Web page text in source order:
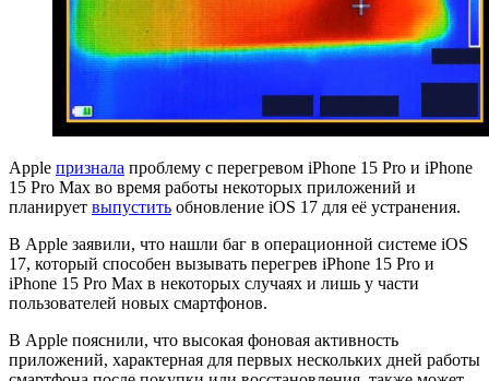
Apple признала проблему с перегревом iPhone 15 Pro и iPhone
15 Pro Max во время работы некоторых приложений и
планирует выпустить обновление iOS 17 для её устранения.
В Apple заявили, что нашли баг в операционной системе iOS
17, который способен вызывать перегрев iPhone 15 Pro и
iPhone 15 Pro Max в некоторых случаях и лишь у части
пользователей новых смартфонов.
В Apple пояснили, что высокая фоновая активность
приложений, характерная для первых нескольких дней работы